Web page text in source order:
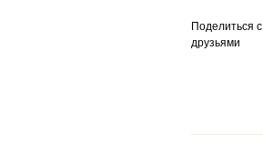
Поделиться с
друзьями